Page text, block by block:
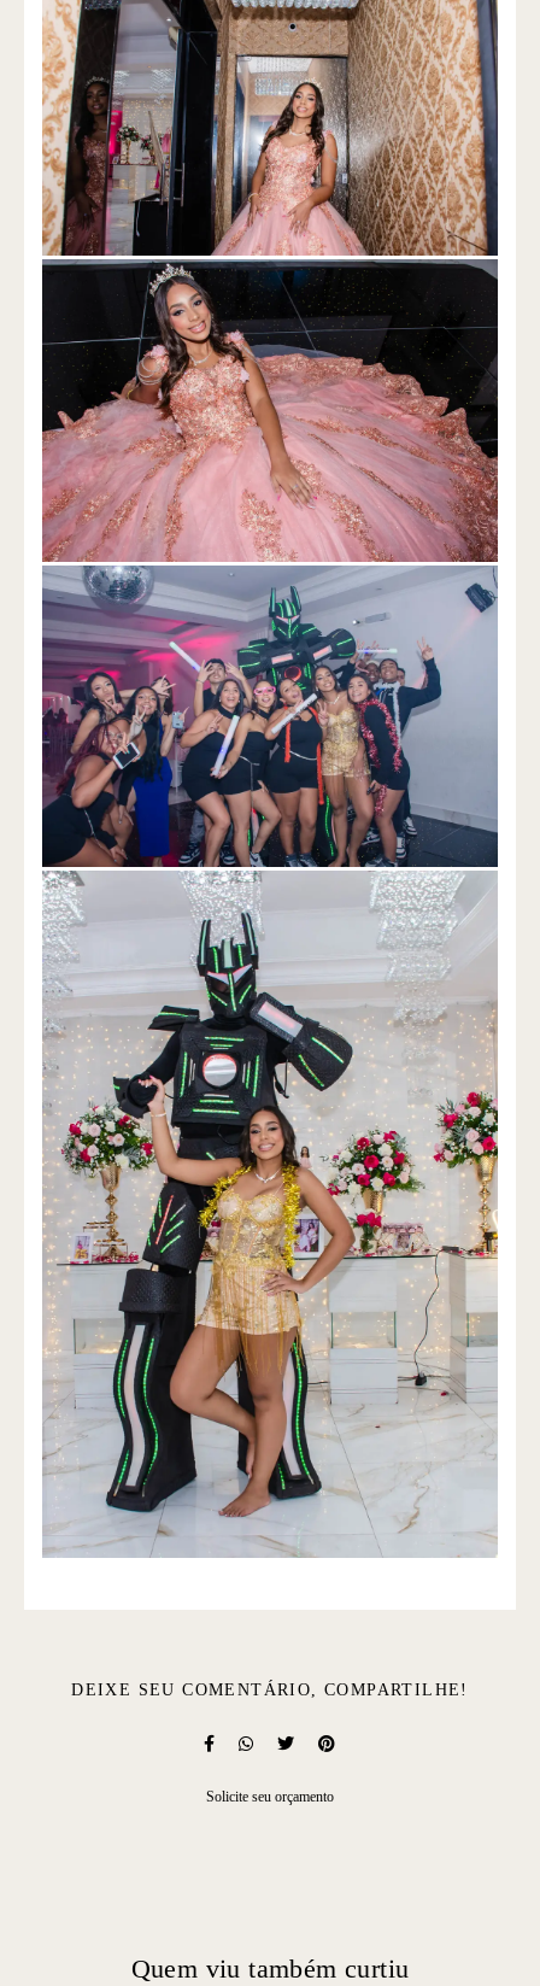
DEIXE SEU COMENTÁRIO, COMPARTILHE!
Solicite seu orçamento
Quem viu também curtiu